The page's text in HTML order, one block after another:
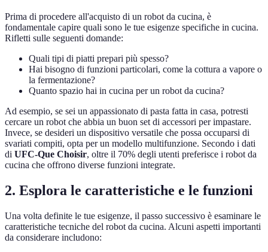
Prima di procedere all'acquisto di un robot da cucina, è
fondamentale capire quali sono le tue esigenze specifiche in cucina.
Rifletti sulle seguenti domande:
Quali tipi di piatti prepari più spesso?
Hai bisogno di funzioni particolari, come la cottura a vapore o
la fermentazione?
Quanto spazio hai in cucina per un robot da cucina?
Ad esempio, se sei un appassionato di pasta fatta in casa, potresti
cercare un robot che abbia un buon set di accessori per impastare.
Invece, se desideri un dispositivo versatile che possa occuparsi di
svariati compiti, opta per un modello multifunzione. Secondo i dati
di UFC-Que Choisir, oltre il 70% degli utenti preferisce i robot da
cucina che offrono diverse funzioni integrate.
2. Esplora le caratteristiche e le funzioni
Una volta definite le tue esigenze, il passo successivo è esaminare le
caratteristiche tecniche del robot da cucina. Alcuni aspetti importanti
da considerare includono: